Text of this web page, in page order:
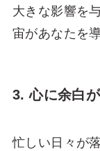
大きな影響を
宙があなたを
3. 心に余白
忙しい日々が